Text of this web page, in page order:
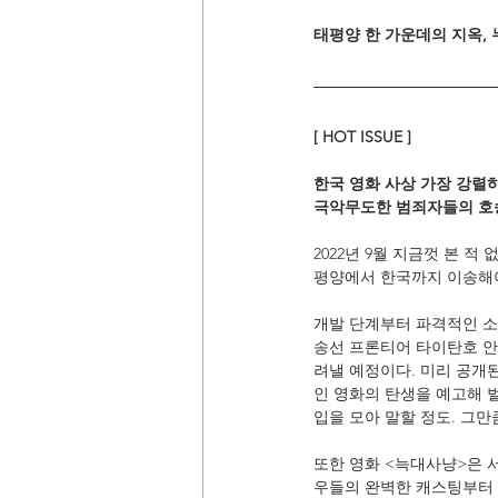
태평양 한 가운데의 지옥,
[ HOT ISSUE ]
한국 영화 사상 가장 강렬
극악무도한 범죄자들의
2022년 9월 지금껏 본 적
평양에서 한국까지 이송
개발 단계부터 파격적인
송선 프론티어 타이탄호
려낼 예정이다. 미리 공개
인 영화의 탄생을 예고해
입을 모아 말할 정도. 그
또한 영화 <늑대사냥>은
우들의 완벽한 캐스팅부